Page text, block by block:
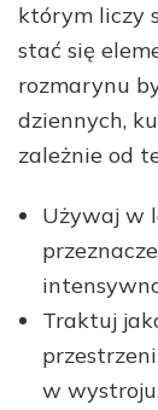
którym liczy
stać się
rozmarynu
dziennych,
zależnie od
Używaj w
Traktuj
w